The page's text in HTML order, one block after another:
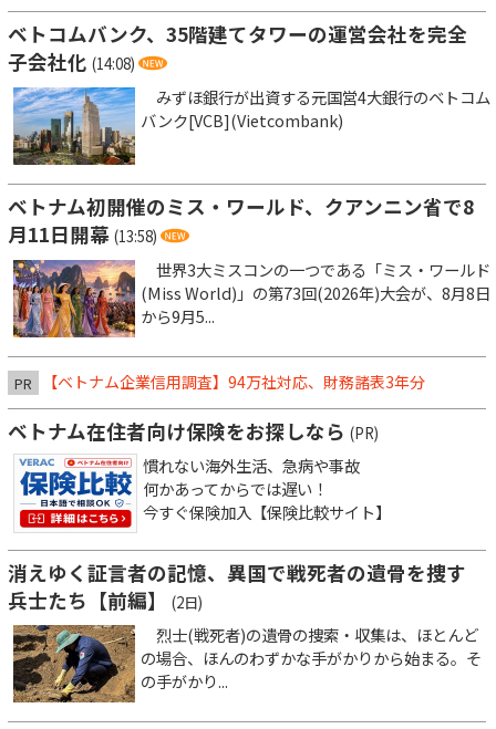
ベトコムバンク、35階建てタワーの運営会社を完全
子会社化 (14:08)
みずほ銀行が出資する元国営4大銀行のベトコム
バンク[VCB](Vietcombank)
ベトナム初開催のミス・ワールド、クアンニン省で8
月11日開幕 (13:58)
世界3大ミスコンの一つである「ミス・ワールド
(Miss World)」の第73回(2026年)大会が、8月8日
から9月5...
PR 【ベトナム企業信用調査】94万社対応、財務諸表3年分
ベトナム在住者向け保険をお探しなら (PR)
慣れない海外生活、急病や事故
何かあってからでは遅い！
今すぐ保険加入【保険比較サイト】
消えゆく証言者の記憶、異国で戦死者の遺骨を捜す
兵士たち【前編】
(2日)
烈士(戦死者)の遺骨の捜索・収集は、ほとんど
の場合、ほんのわずかな手がかりから始まる。そ
の手がかり...